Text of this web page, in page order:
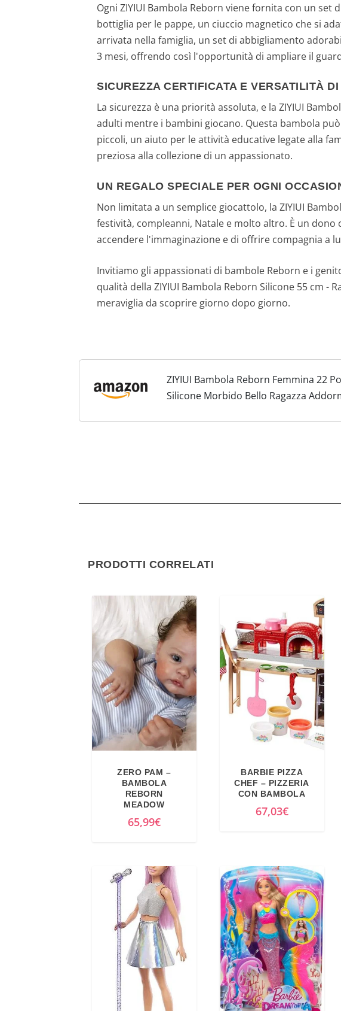
Ogni ZIYIUI Bambola Reborn viene fornita con un
bottiglia per le pappe, un ciuccio magnetico che si
arrivata nella famiglia, un set di abbigliamento
3 mesi, offrendo così l'opportunità di ampliare il
SICUREZZA CERTIFICATA E VERSATILITÀ
La sicurezza è una priorità assoluta, e la ZIYIUI
adulti mentre i bambini giocano. Questa bambola
piccoli, un aiuto per le attività educative legate alla
preziosa alla collezione di un appassionato.
UN REGALO SPECIALE PER OGNI
Non limitata a un semplice giocattolo, la ZIYIUI
festività, compleanni, Natale e molto altro. È un
accendere l'immaginazione e di offrire compagnia a
Invitiamo gli appassionati di bambole Reborn e i
qualità della ZIYIUI Bambola Reborn Silicone 55 cm -
meraviglia da scoprire giorno dopo giorno.
ZIYIUI Bambola Reborn Femmina 22
Silicone Morbido Bello Ragazza
PRODOTTI CORRELATI
ZERO PAM –
BAMBOLA
REBORN
MEADOW
65,99€
BARBIE PIZZA
CHEF – PIZZERIA
CON BAMBOLA
67,03€